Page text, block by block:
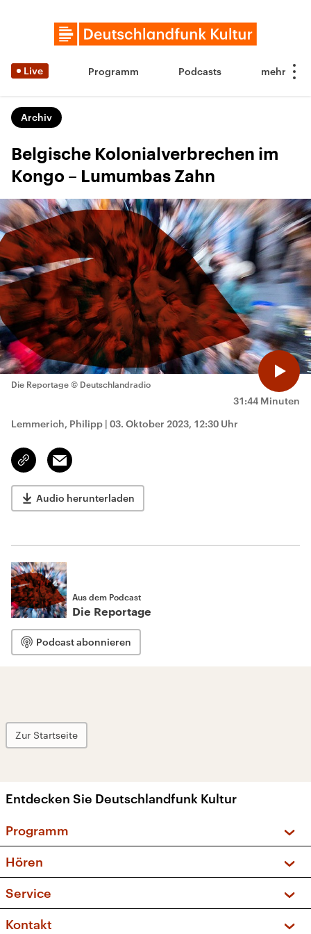
Live Programm Podcasts
Archiv
Belgische Kolonialverbrechen im
Kongo – Lumumbas Zahn
31:44 Minuten
Die Reportage © Deutschlandradio
Lemmerich, Philipp | 03. Oktober 2023, 12:30 Uhr
Link
kopieren/teilen
Email
Audio herunterladen
Aus dem Podcast
Die Reportage
Podcast abonnieren
Zur Startseite
Entdecken Sie Deutschlandfunk Kultur
Programm
Sendungen und Podcasts
Musikliste
Kakadu – Das Kinderprogramm
Hören
Frequenzen (UKW + DAB+)
Service
FAQ
Kontakt